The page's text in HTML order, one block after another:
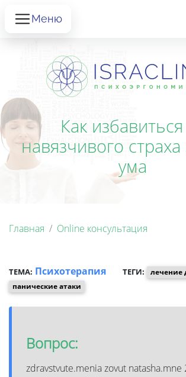
Меню
Как
навязчивого страха
ума
Главная Online консультация
ТЕМА: Психотерапия ТЕГИ:
лечение
панические атаки
Вопрос:
zdravstvute.menia zovut natasha.mne